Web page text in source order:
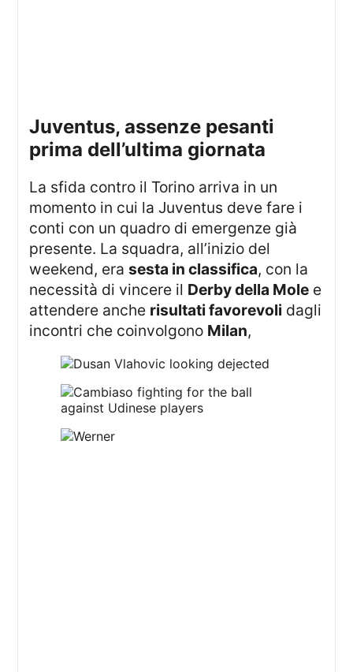
juventus, assenze pesanti
prima dell’ultima giornata
La sfida contro il Torino arriva in un
momento in cui la Juventus deve fare i
conti con un quadro di emergenze già
presente. La squadra, all’inizio del
weekend, erasesta in classifica, con la
necessità di vincere il Derby della Mole e
attendere anche risultati favorevoli dagli
incontri che coinvolgono Milan,